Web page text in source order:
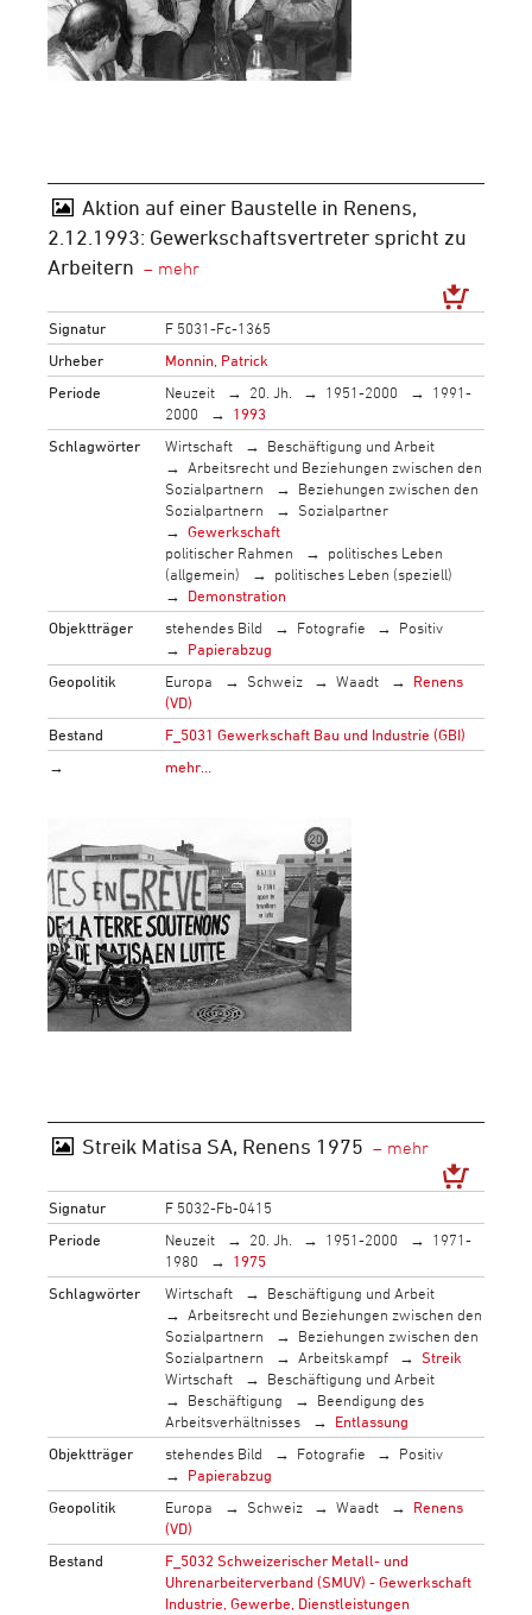
Aktion auf einer Baustelle in Renens,
2.12.1993: Gewerkschaftsvertreter spricht zu
Arbeitern
Signatur
F 5031-Fc-1365
Urheber
Monnin, Patrick
Periode
Neuzeit 20. Jh. 1951-2000
1991-
2000
1993
Schlagwörter
Wirtschaft
Beschäftigung und Arbeit
Arbeitsrecht und Beziehungen zwischen den
Sozialpartnern
Beziehungen zwischen den
Sozialpartnern
Sozialpartner
Gewerkschaft
politischer Rahmen
politisches Leben
(allgemein)
politisches Leben (speziell)
Demonstration
Objektträger
stehendes Bild Fotografie
Positiv
Papierabzug
Geopolitik
Europa Schweiz Waadt
Renens
(VD)
Bestand
F_5031 Gewerkschaft Bau und Industrie (GBI)
→
mehr…
Streik Matisa SA, Renens 1975
Signatur
F 5032-Fb-0415
Periode
Neuzeit 20. Jh. 1951-2000
1971-
1980
1975
Schlagwörter
Wirtschaft
Beschäftigung und Arbeit
Arbeitsrecht und Beziehungen zwischen den
Sozialpartnern
Beziehungen zwischen den
Sozialpartnern
Arbeitskampf
Streik
Wirtschaft
Beschäftigung und Arbeit
Beschäftigung
Beendigung des
Arbeitsverhältnisses
Entlassung
Objektträger
stehendes Bild Fotografie
Positiv
Papierabzug
Geopolitik
Europa Schweiz Waadt
Renens
(VD)
Bestand
F_5032 Schweizerischer Metall- und
Uhrenarbeiterverband (SMUV) - Gewerkschaft
Industrie, Gewerbe, Dienstleistungen